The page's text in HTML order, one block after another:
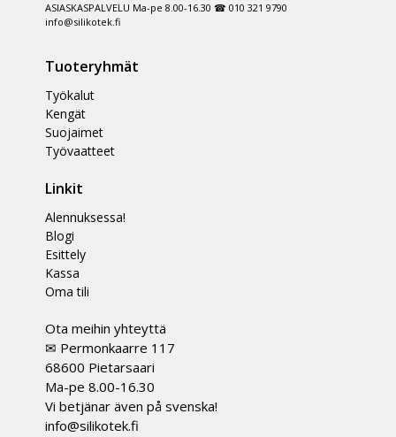
ASIASKASPALVELU Ma-pe 8.00-16.30 ☎ 010 321 9790
info@silikotek.fi
Tuoteryhmät
Työkalut
Kengät
Suojaimet
Työvaatteet
Linkit
Alennuksessa!
Blogi
Esittely
Kassa
Oma tili
Ota meihin yhteyttä
✉ Permonkaarre 117
68600 Pietarsaari
Ma-pe 8.00-16.30
Vi betjänar även på svenska!
info@silikotek.fi